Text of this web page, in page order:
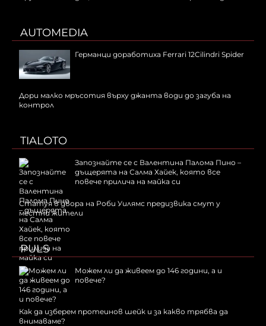
AUTOMEDIA
Германци доработиха Ferrari 12Cilindri Spider
Дори малко мръсотия върху джанта води до загуба на
контрол
TIALOTO
Запознайте се с Валентина Палома Пино –
дъщерята на Салма Хайек, която все
повече прилича на майка си
Статуя в двора на Роби Уилямс предизвика смут у
местни жители
PULS
Можем ли да живеем до 146 години, а и
повече?
Как да изберем протеинов шейк и за какво трябва да
внимаваме?